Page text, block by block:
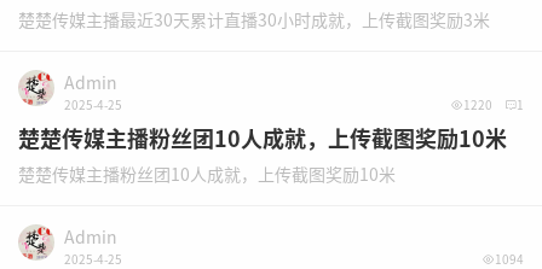
楚楚传媒主播最近30天累计直播30小时成就，上传截图奖励3米
Admin
2025-4-25 1
1220
楚楚传媒主播粉丝团10人成就，上传截图奖励10米
楚楚传媒主播粉丝团10人成就，上传截图奖励10米
Admin
2025-4-25 1094